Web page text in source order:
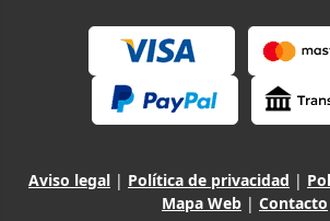
Aviso legal | Política de privacidad |
Mapa Web | Contacto